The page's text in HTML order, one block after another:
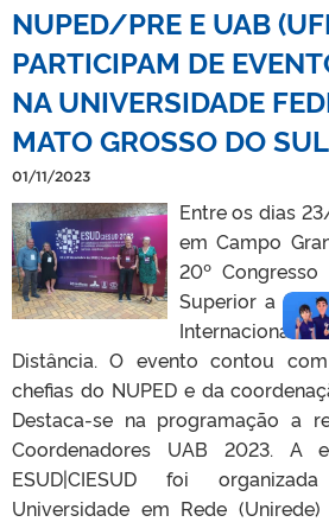
NUPED/PRE E UAB
PARTICIPAM DE
NA UNIVERSIDADE
MATO GROSSO DO
01/11/2023
Entre os dias
em Campo
20º
Superior a
Internacional
Distância. O evento contou
chefias do NUPED e da
Destaca-se na programação a
Coordenadores UAB 2023. A
ESUD|CIESUD foi
Universidade em Rede